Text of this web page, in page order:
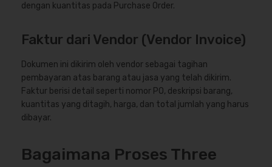
dengan kuantitas pada Purchase Order.
Faktur dari Vendor (Vendor Invoice)
Dokumen ini dikirim oleh vendor sebagai tagihan
pembayaran atas barang atau jasa yang telah dikirim.
Faktur berisi detail seperti nomor PO, deskripsi barang,
kuantitas yang ditagih, harga, dan total jumlah yang harus
dibayar.
Bagaimana Proses Three